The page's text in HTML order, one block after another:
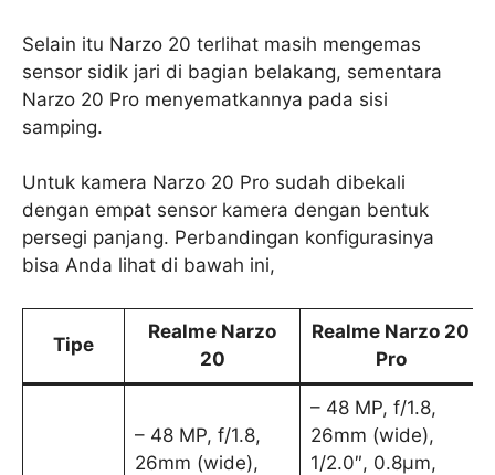
Selain itu Narzo 20 terlihat masih mengemas
sensor sidik jari di bagian belakang, sementara
Narzo 20 Pro menyematkannya pada sisi
samping.
Untuk kamera Narzo 20 Pro sudah dibekali
dengan empat sensor kamera dengan bentuk
persegi panjang. Perbandingan konfigurasinya
bisa Anda lihat di bawah ini,
Tipe
Realme Narzo
20
Realme Narzo 20
Pro
– 48 MP, f/1.8,
26mm (wide),
– 48 MP, f/1.8,
26mm (wide),
1/2.0″, 0.8µm,